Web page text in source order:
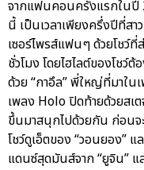
จากแฟนคอนครั้งแรกในปี
นี้ เป็นเวลาเพียงครึ่งปีที่ส
เซอร์ไพรส์แฟนๆ ด้วยโชว์
ชั่วโมง โดยไฮไลต์ของโชว์ต้
ด้วย “กาอึล” พี่ใหญ่ที่มาใน
เพลง Holo ปิดท้ายด้วยสเ
ขึ้นมาสนุกไปด้วยกัน ก่อน
โชว์ดูเอ็ตของ “วอนยอง”
แดนซ์สุดมันส์จาก “ยูจิน”